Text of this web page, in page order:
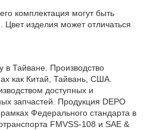
комплектация могут быть
изделия может отличаться
в Тайване. Производство
как Китай, Тайвань, США.
доступных и
запчастей. Продукция DEPO
Федерального стандарта в
FMVSS-108 и SAE &